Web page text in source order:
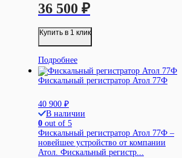
36 500 ₽
Купить в 1 клик
Подробнее
Фискальный регистратор Атол 77Ф
40 900 ₽
В наличии
0 out of 5
Фискальный регистратор Атол 77Ф –
новейшее устройство от компании
Атол. Фискальный регистр...